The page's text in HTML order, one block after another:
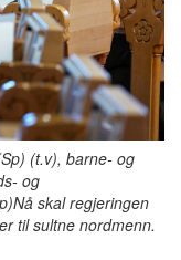
(t.v), barne- og
og
skal regjeringen
til sultne nordmenn.